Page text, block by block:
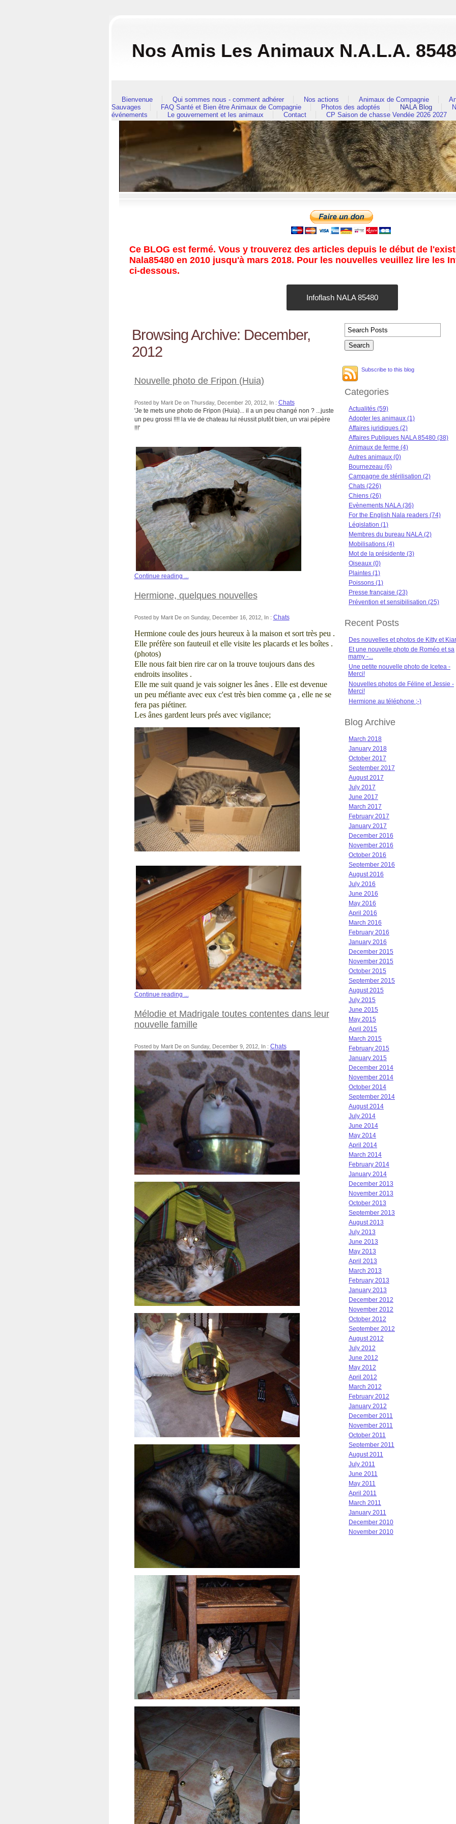
Nos Amis Les Animaux N.A.L.A.
Bienvenue Qui sommes nous - comment adhérer Nos actions Animaux de Compagnie
Sauvages
FAQ Santé et Bien être Animaux de Compagnie Photos des adoptés NALA Blog
événements
Le gouvernement et les animaux Contact CP Saison de chasse Vendée 2026 2027
Ce BLOG est fermé. Vous y trouverez des articles depuis le début de
Nala85480 en 2010 jusqu'à mars 2018. Pour les nouvelles veuillez lire les
ci-dessous.
Infoflash NALA 85480
Browsing Archive: December,
2012
Nouvelle photo de Fripon (Huia)
Posted by Marit De on Thursday, December 20, 2012, In : Chats
'Je te mets une photo de Fripon (Huia)... il a un peu changé non ? ...juste
un peu grossi !!!! la vie de chateau lui réussit plutôt bien, un vrai pépère
!!!'
Continue reading ...
Hermione, quelques nouvelles
Posted by Marit De on Sunday, December 16, 2012, In : Chats
Hermione coule des jours heureux à la maison et sort très peu .
Elle préfère son fauteuil et elle visite les placards et les boîtes .
(photos)
Elle nous fait bien rire car on la trouve toujours dans des
endroits insolites .
Elle me suit quand je vais soigner les ânes . Elle est devenue
un peu méfiante avec eux c'est très bien comme ça , elle ne se
fera pas piétiner.
Les ânes gardent leurs prés avec vigilance;
Continue reading ...
Mélodie et Madrigale toutes contentes dans leur
nouvelle famille
Posted by Marit De on Sunday, December 9, 2012, In : Chats
Subscribe to this blog
Categories
Actualités (59)
Adopter les animaux (1)
Affaires juridiques (2)
Affaires Publiques NALA 85480 (38)
Animaux de ferme (4)
Autres animaux (0)
Bournezeau (6)
Campagne de stérilisation (2)
Chats (226)
Chiens (26)
Evènements NALA (36)
For the English Nala readers (74)
Législation (1)
Membres du bureau NALA (2)
Mobilisations (4)
Mot de la présidente (3)
Oiseaux (0)
Plaintes (1)
Poissons (1)
Presse française (23)
Prévention et sensibilisation (25)
Recent Posts
Des nouvelles et photos de Kitty et
Et une nouvelle photo de Roméo et sa
mamy -...
Une petite nouvelle photo de Icetea -
Merci!
Nouvelles photos de Féline et Jessie -
Merci!
Hermione au téléphone ;-)
Blog Archive
March 2018
January 2018
October 2017
September 2017
August 2017
July 2017
June 2017
March 2017
February 2017
January 2017
December 2016
November 2016
October 2016
September 2016
August 2016
July 2016
June 2016
May 2016
April 2016
March 2016
February 2016
January 2016
December 2015
November 2015
October 2015
September 2015
August 2015
July 2015
June 2015
May 2015
April 2015
March 2015
February 2015
January 2015
December 2014
November 2014
October 2014
September 2014
August 2014
July 2014
June 2014
May 2014
April 2014
March 2014
February 2014
January 2014
December 2013
November 2013
October 2013
September 2013
August 2013
July 2013
June 2013
May 2013
April 2013
March 2013
February 2013
January 2013
December 2012
November 2012
October 2012
September 2012
August 2012
July 2012
June 2012
May 2012
April 2012
March 2012
February 2012
January 2012
December 2011
November 2011
October 2011
September 2011
August 2011
July 2011
June 2011
May 2011
April 2011
March 2011
January 2011
December 2010
November 2010